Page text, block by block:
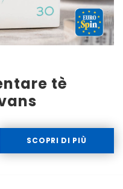
tè
SCOPRI DI PIÙ